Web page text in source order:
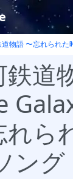
物語 〜忘れられた
鉄道
れら
ング